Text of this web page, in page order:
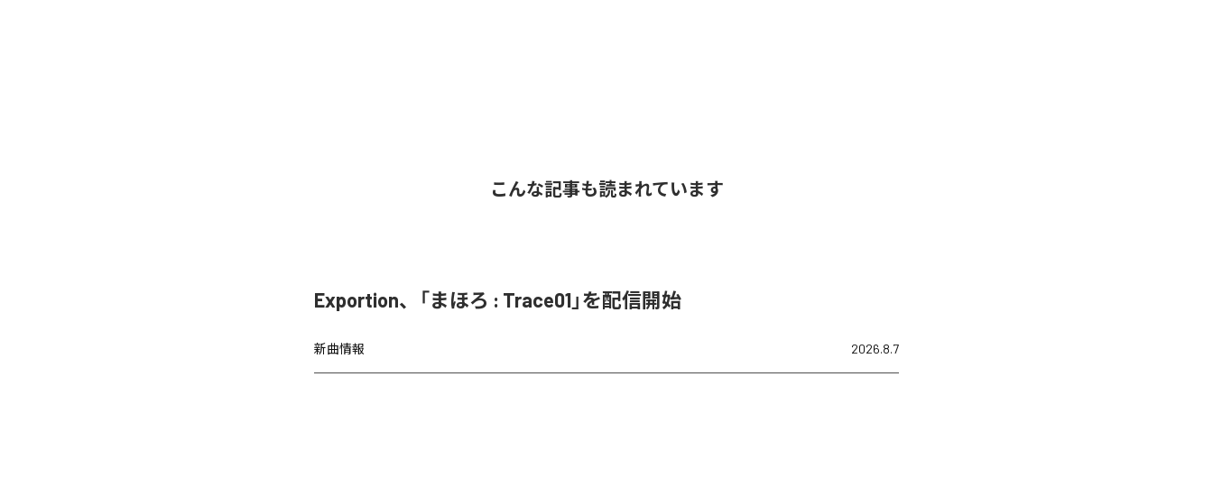
こんな記事も読まれています
Exportion、「まほろ : Trace01」を配信開始
新曲情報 2026.8.7